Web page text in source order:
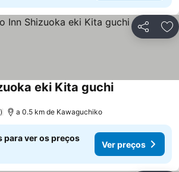
Partilhar
eki Kita guchi
a 0.5 km de Kawaguchiko
para ver os preços
Ver preços